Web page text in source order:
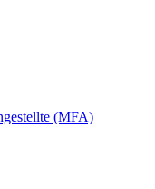
(MFA)